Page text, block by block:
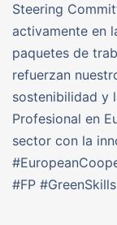
Steering
activamente en
paquetes de
refuerzan
sostenibilidad y
Profesional en
sector con la
#FP